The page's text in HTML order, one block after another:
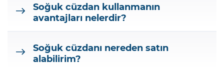
Soğuk cüzdan kullanmanın
avantajları nelerdir?
Soğuk cüzdanı nereden satın
alabilirim?